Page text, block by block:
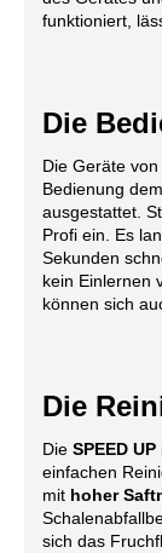
funktioniert,
Die
Die Geräte
Bedienung
ausgestattet.
Profi ein. Es
Sekunden
kein Einlernen
können sich
Die
Die SPEED UP
einfachen
mit hoher
sich das